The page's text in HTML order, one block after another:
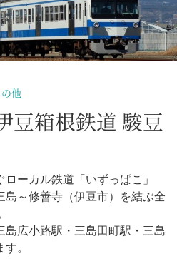
社説明会
の他
豆箱根鉄道 駿豆
ーカル鉄道「いずっぱこ」
～修善寺（伊豆市）を結ぶ全
広小路駅・三島田町駅・三島
。